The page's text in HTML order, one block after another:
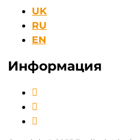
UK
RU
EN
Информация